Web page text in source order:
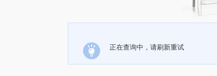
正在查询中，请刷新重试